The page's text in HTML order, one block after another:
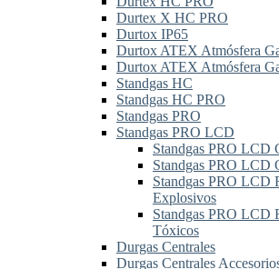
Durtex X HC PRO
Durtox IP65
Durtox ATEX Atmósfera
Durtox ATEX Atmósfera
Standgas HC
Standgas HC PRO
Standgas PRO
Standgas PRO LCD
Standgas PRO LCD
Standgas PRO LCD
Standgas PRO LCD
Explosivos
Standgas PRO LCD
Tóxicos
Durgas Centrales
Durgas Centrales